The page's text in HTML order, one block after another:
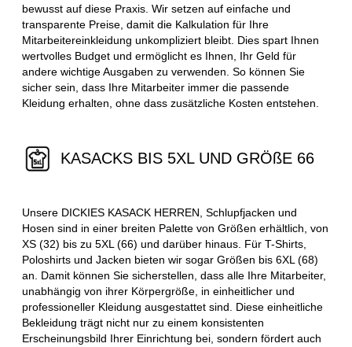
bewusst auf diese Praxis. Wir setzen auf einfache und
transparente Preise, damit die Kalkulation für Ihre
Mitarbeitereinkleidung unkompliziert bleibt. Dies spart Ihnen
wertvolles Budget und ermöglicht es Ihnen, Ihr Geld für
andere wichtige Ausgaben zu verwenden. So können Sie
sicher sein, dass Ihre Mitarbeiter immer die passende
Kleidung erhalten, ohne dass zusätzliche Kosten entstehen.
KASACKS BIS 5XL UND GRÖßE 66
Unsere DICKIES KASACK HERREN, Schlupfjacken und
Hosen sind in einer breiten Palette von Größen erhältlich, von
XS (32) bis zu 5XL (66) und darüber hinaus. Für T-Shirts,
Poloshirts und Jacken bieten wir sogar Größen bis 6XL (68)
an. Damit können Sie sicherstellen, dass alle Ihre Mitarbeiter,
unabhängig von ihrer Körpergröße, in einheitlicher und
professioneller Kleidung ausgestattet sind. Diese einheitliche
Bekleidung trägt nicht nur zu einem konsistenten
Erscheinungsbild Ihrer Einrichtung bei, sondern fördert auch